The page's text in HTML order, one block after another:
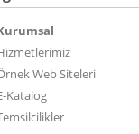
Web Siteleri
Katalog